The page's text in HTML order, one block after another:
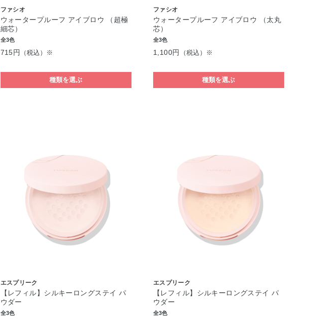
ファシオ
ウォータープルーフ アイブロウ （超極
細芯）
全3色
715円 （税込）※
種類を選ぶ
ファシオ
ウォータープルーフ アイブロウ （太丸
芯）
全3色
1,100円 （税込）※
種類を選ぶ
エスプリーク
【レフィル】シルキーロングステイ パ
ウダー
全3色
エスプリーク
【レフィル】シルキーロングステイ パ
ウダー
全3色